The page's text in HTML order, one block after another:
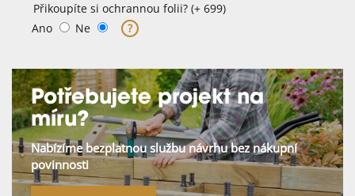
Přikoupíte si ochrannou folii? (+ 699)
Ano
Ne ?
Potřebujete projekt na
míru?
Nabízíme bezplatnou službu návrhu bez nákupní
povinnosti